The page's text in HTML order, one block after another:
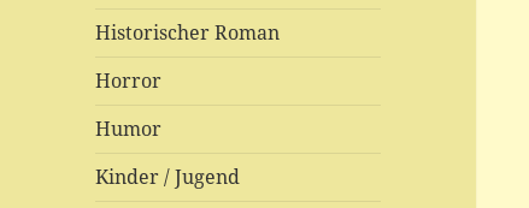
Historischer Roman
Horror
Humor
Kinder / Jugend